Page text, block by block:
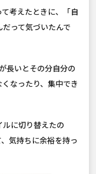
考えたときに、「自
って気づいたんで
長いとその分自分の
なったり、集中でき
に切り替えたの
気持ちに余裕を持っ